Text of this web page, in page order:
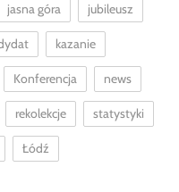
jasna góra jubileusz
kazanie
Konferencja news
rekolekcje statystyki
Łódź